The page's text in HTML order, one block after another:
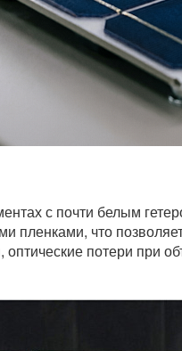
с почти белым
пленками, что
потери при